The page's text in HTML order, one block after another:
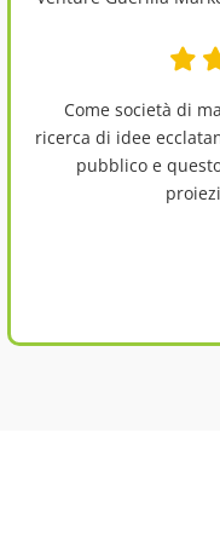
Come società di
ricerca di idee
pubblico e